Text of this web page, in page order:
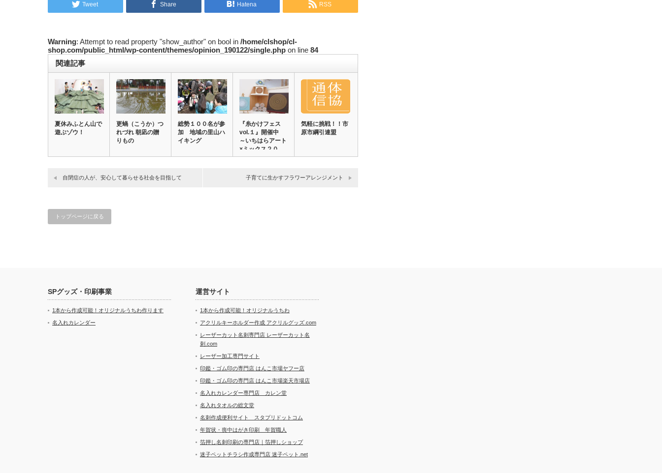
Tweet Share Hatena RSS
Warning: Attempt to read property "show_author" on bool in /home/clshop/cl-
shop.com/public_html/wp-content/themes/opinion_190122/single.php on line 84
関連記事
夏休みふとん山で
遊ぶゾウ！
更蝸（こうか）つ
れづれ 朝凪の贈
りもの
総勢１００名が参
加 地域の里山ハ
イキング
『糸かけフェス
vol.１』開催中
～いちはらアート
×ミックス２０…
気軽に挑戦！！市
原市綱引連盟
自閉症の人が、安心して暮らせる社会を目指して 子育てに生かすフラワーアレンジメント
トップページに戻る
SPグッズ・印刷事業
1本から作成可能！オリジナルうちわ作ります
名入れカレンダー
運営サイト
1本から作成可能！オリジナルうちわ
アクリルキーホルダー作成 アクリルグッズ.com
レーザーカット名刺専門店 レーザーカット名
刺.com
レーザー加工専門サイト
印鑑・ゴム印の専門店 はんこ市場ヤフー店
印鑑・ゴム印の専門店 はんこ市場楽天市場店
名入れカレンダー専門店 カレン堂
名入れタオルの総文堂
名刺作成便利サイト スタプリドットコム
年賀状・喪中はがき印刷 年賀職人
箔押し名刺印刷の専門店｜箔押しショップ
迷子ペットチラシ作成専門店 迷子ペット.net